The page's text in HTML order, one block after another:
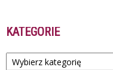
KATEGORIE
Kategorie